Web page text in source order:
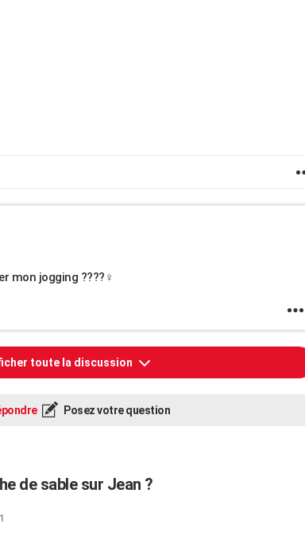
mon jogging ????‍♀️
toute la discussion
Posez votre question
de sable sur Jean ?